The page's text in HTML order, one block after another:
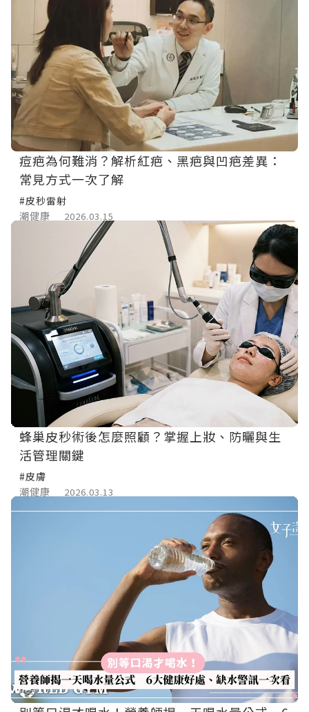
痘疤為何難消？解析紅疤、黑疤與凹疤差異：
常見方式一次了解
#皮秒雷射
潮健康
2026.03.15
蜂巢皮秒術後怎麼照顧？掌握上妝、防曬與生
活管理關鍵
#皮膚
潮健康
2026.03.13